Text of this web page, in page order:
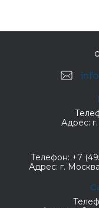
Адрес:
Телефон: +7
Адрес: г.